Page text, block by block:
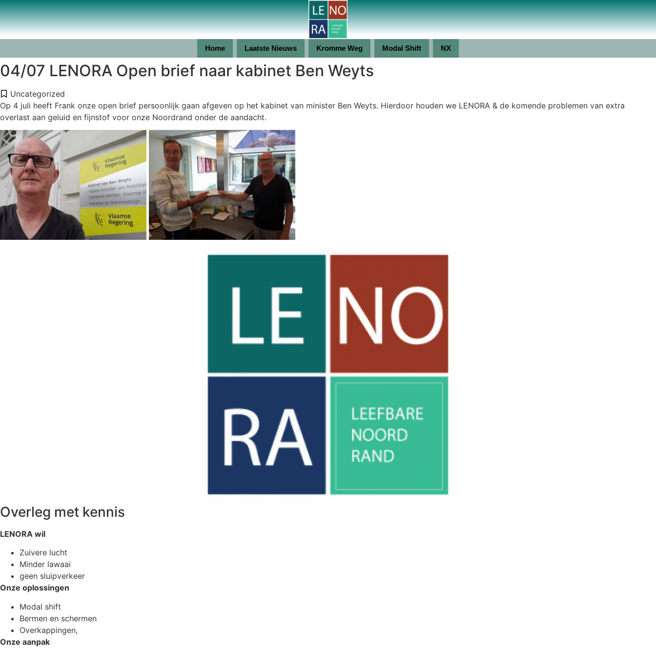
Home Laatste Nieuws Kromme Weg Modal Shift NX
04/07 LENORA Open brief naar kabinet Ben Weyts
Uncategorized
Op 4 juli heeft Frank onze open brief persoonlijk gaan afgeven op het kabinet van minister Ben Weyts. Hierdoor houden we LENORA & de komende problemen van extra
overlast aan geluid en fijnstof voor onze Noordrand onder de aandacht.
Overleg met kennis
LENORA wil
Zuivere lucht
Minder lawaai
geen sluipverkeer
Onze oplossingen
Modal shift
Bermen en schermen
Overkappingen,
Onze aanpak